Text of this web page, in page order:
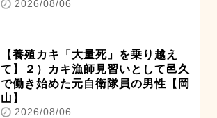
2026/08/06
【養殖カキ「大量死」を乗り越え
て】２）カキ漁師見習いとして邑久
で働き始めた元自衛隊員の男性【岡
山】
2026/08/06